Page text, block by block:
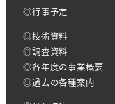
◎行事予定
◎技術資料
◎調査資料
◎各年度の事業概要
◎過去の各種案内